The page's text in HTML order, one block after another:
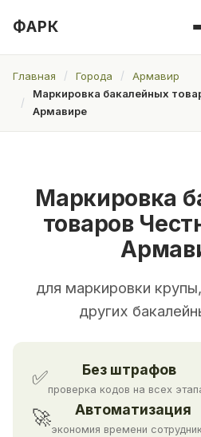
ФАРК
Главная Города
Армавир
Маркировка бакалейных
Армавире
Маркировка
товаров
для маркировки
других
✅ Без штрафов
проверка кодов на всех
🚀 Автоматизация
экономия времени